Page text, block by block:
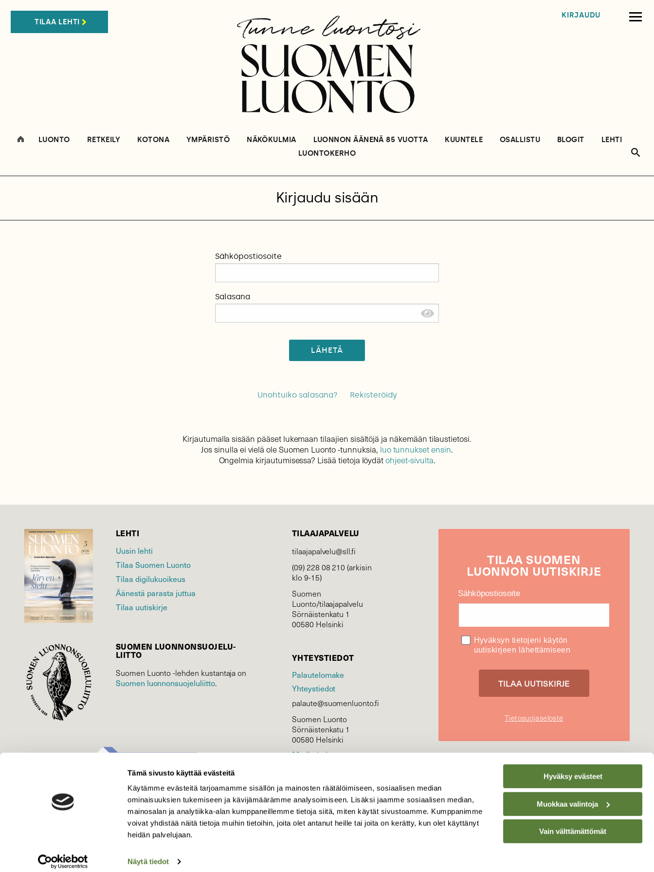
Tämä sivusto käyttää evästeitä
Käytämme evästeitä tarjoamamme sisällön ja mainosten räätälöimiseen, sosiaalisen median
ominaisuuksien tukemiseen ja kävijämäärämme analysoimiseen. Lisäksi jaamme sosiaalisen median,
mainosalan ja analytiikka-alan kumppaneillemme tietoja siitä, miten käytät sivustoamme. Kumppanimme
voivat yhdistää näitä tietoja muihin tietoihin, joita olet antanut heille tai joita on kerätty, kun olet käyttänyt
heidän palvelujaan.
Näytä tiedot
Hyväksy evästeet
Muokkaa valintoja
Vain välttämättömät
TILAA LEHTI
KIRJAUDU
LUONTO RETKEILY KOTONA YMPÄRISTÖ NÄKÖKULMIA LUONNON ÄÄNENÄ 85 VUOTTA KUUNTELE OSALLISTU BLOGIT
LEHTI
LUONTOKERHO
Kirjaudu sisään
Sähköpostiosoite
Salasana
LÄHETÄ
Unohtuiko salasana? Rekisteröidy
Kirjautumalla sisään pääset lukemaan tilaajien sisältöjä ja näkemään tilaustietosi.
Jos sinulla ei vielä ole Suomen Luonto -tunnuksia, luo tunnukset ensin.
Ongelmia kirjautumisessa? Lisää tietoja löydätohjeet-sivulta.
LEHTI
Uusin lehti
Tilaa Suomen Luonto
Tilaa digilukuoikeus
Äänestä parasta juttua
Tilaa uutiskirje
SUOMEN LUONNON­SUOJELU­
LIITTO
Suomen Luonto -lehden kustantaja on
Suomen luonnonsuojelu­liitto.
TILAAJAPALVELU
tilaajapalvelu@sll.fi
(09) 228 08 210 (arkisin
klo 9-15)
Suomen
Luonto/tilaajapalvelu
Sörnäistenkatu 1
00580 Helsinki
YHTEYSTIEDOT
Palautelomake
Yhteystiedot
palaute@suomenluonto.fi
Suomen Luonto
Sörnäistenkatu 1
00580 Helsinki
Mediatiedot
KIRJAUDU
TILAASUOMEN
LUONNON UUTIS­KIRJE
Sähköpostiosoite
Hyväksyn tietojeni käytön
uutiskirjeen lähettämiseen
Tietosuojaseloste